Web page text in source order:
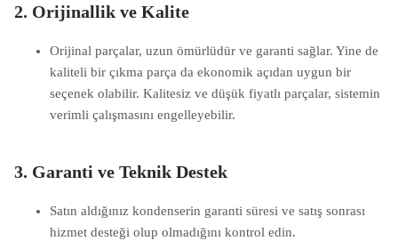
2. Orijinallik ve Kalite
Orijinal parçalar, uzun ömürlüdür ve garanti sağlar. Yine de
kaliteli bir çıkma parça da ekonomik açıdan uygun bir
seçenek olabilir. Kalitesiz ve düşük fiyatlı parçalar, sistemin
verimli çalışmasını engelleyebilir.
3. Garanti ve Teknik Destek
Satın aldığınız kondenserin garanti süresi ve satış sonrası
hizmet desteği olup olmadığını kontrol edin.